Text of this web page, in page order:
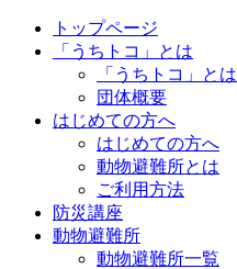
トップページ
「うちトコ」とは
「うちトコ」とは
団体概要
はじめての方へ
はじめての方へ
動物避難所とは
ご利用方法
防災講座
動物避難所
動物避難所一覧